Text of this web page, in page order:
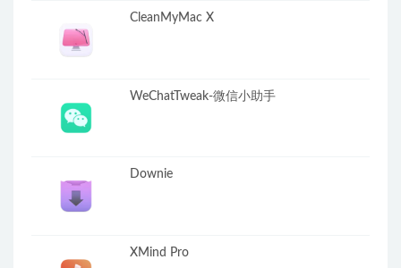
CleanMyMac X
WeChatTweak-微信小助手
Downie
XMind Pro